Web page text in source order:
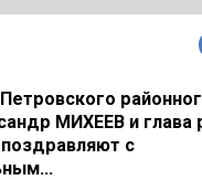
МИХЕЕВ и глава
с